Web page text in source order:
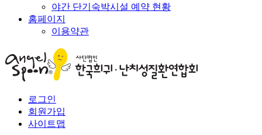
야간 단기숙박시설 예약 현황
홈페이지
이용약관
로그인
회원가입
사이트맵